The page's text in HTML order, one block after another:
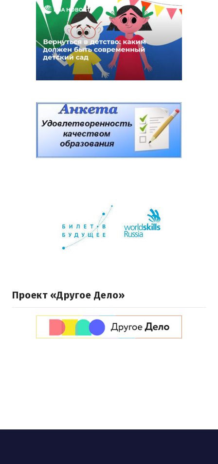
Проект «Другое Дело»